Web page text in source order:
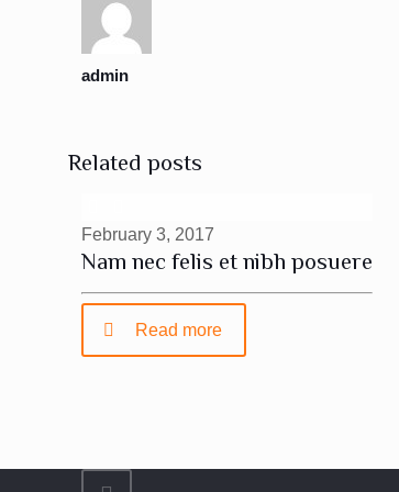
admin
Related posts
February 3, 2017
Nam nec felis et nibh posuere
Read more